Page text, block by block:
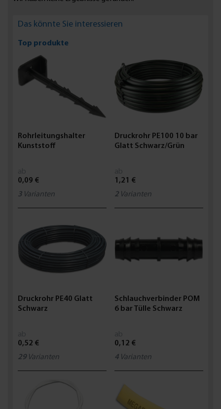
Das könnte Sie interessieren
Top produkte
Rohrleitungshalter
Kunststoff
0,09 €
3 Varianten
Druckrohr PE100 10 bar
Glatt Schwarz/Grün
1,21 €
2 Varianten
Druckrohr PE40 Glatt
Schwarz
0,52 €
29Varianten
Schlauchverbinder POM
6 bar Tülle Schwarz
0,12 €
4 Varianten